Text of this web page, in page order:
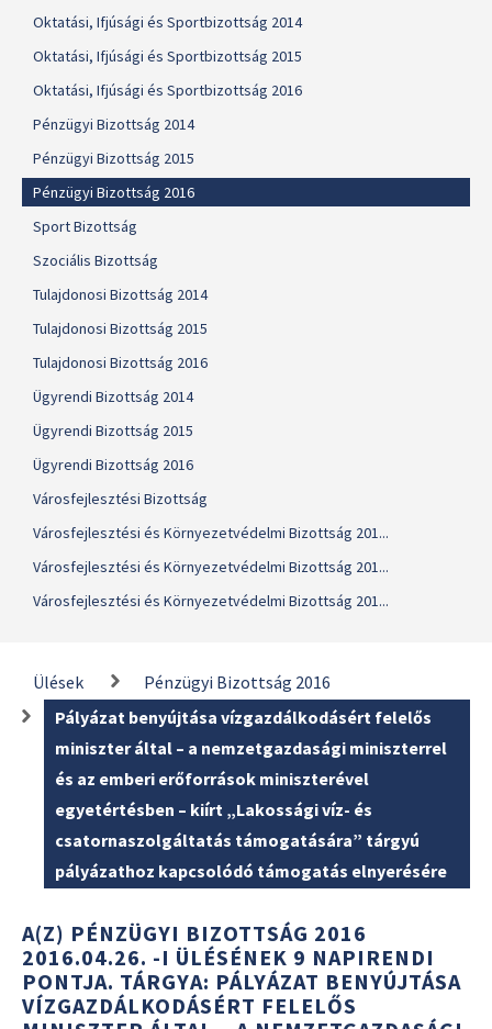
Oktatási, Ifjúsági és Sportbizottság 2014
Oktatási, Ifjúsági és Sportbizottság 2015
Oktatási, Ifjúsági és Sportbizottság 2016
Pénzügyi Bizottság 2014
Pénzügyi Bizottság 2015
Pénzügyi Bizottság 2016
Sport Bizottság
Szociális Bizottság
Tulajdonosi Bizottság 2014
Tulajdonosi Bizottság 2015
Tulajdonosi Bizottság 2016
Ügyrendi Bizottság 2014
Ügyrendi Bizottság 2015
Ügyrendi Bizottság 2016
Városfejlesztési Bizottság
Városfejlesztési és Környezetvédelmi Bizottság 201...
Városfejlesztési és Környezetvédelmi Bizottság 201...
Városfejlesztési és Környezetvédelmi Bizottság 201...
Ülések
Pénzügyi Bizottság 2016
Pályázat benyújtása vízgazdálkodásért felelős
miniszter által – a nemzetgazdasági miniszterrel
és az emberi erőforrások miniszterével
egyetértésben – kiírt „Lakossági víz- és
csatornaszolgáltatás támogatására” tárgyú
pályázathoz kapcsolódó támogatás elnyerésére
A(Z) PÉNZÜGYI BIZOTTSÁG 2016
2016.04.26. -I ÜLÉSÉNEK 9 NAPIRENDI
PONTJA. TÁRGYA: PÁLYÁZAT BENYÚJTÁSA
VÍZGAZDÁLKODÁSÉRT FELELŐS